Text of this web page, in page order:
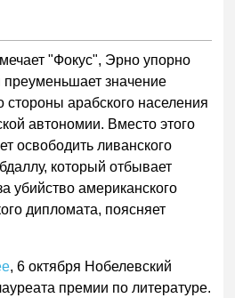
"Фокус", Эрно упорно
значение
арабского населения
автономии. Вместо этого
освободить ливанского
который отбывает
убийство американского
дипломата, поясняет
, 6 октября Нобелевский
премии по литературе.